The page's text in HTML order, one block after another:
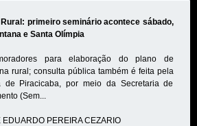
Rural: primeiro seminário acontece sábado,
e Santa Olímpia
para elaboração do plano de
rural; consulta pública também é feita pela
Piracicaba, por meio da Secretaria de
(Sem...
PEREIRA CEZARIO